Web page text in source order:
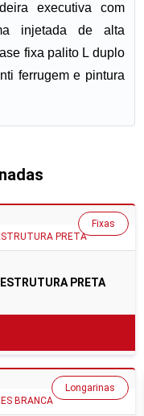
executiva com
injetada de alta
fixa palito L duplo
ferrugem e pintura
PRETA
Fixas
Longarinas